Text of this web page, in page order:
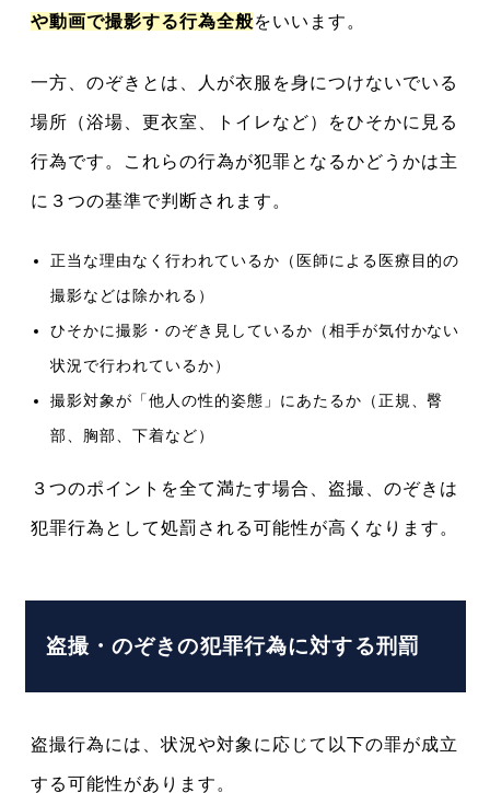
や動画で撮影する行為全般をいいます。
一方、のぞきとは、人が衣服を身につけないでいる
場所（浴場、更衣室、トイレなど）をひそかに見る
行為です。これらの行為が犯罪となるかどうかは主
に３つの基準で判断されます。
正当な理由なく行われているか（医師による医療目的の
撮影などは除かれる）
ひそかに撮影・のぞき見しているか（相手が気付かない
状況で行われているか）
撮影対象が「他人の性的姿態」にあたるか（正規、臀
部、胸部、下着など）
３つのポイントを全て満たす場合、盗撮、のぞきは
犯罪行為として処罰される可能性が高くなります。
盗撮・のぞきの犯罪行為に対する刑罰
盗撮行為には、状況や対象に応じて以下の罪が成立
する可能性があります。